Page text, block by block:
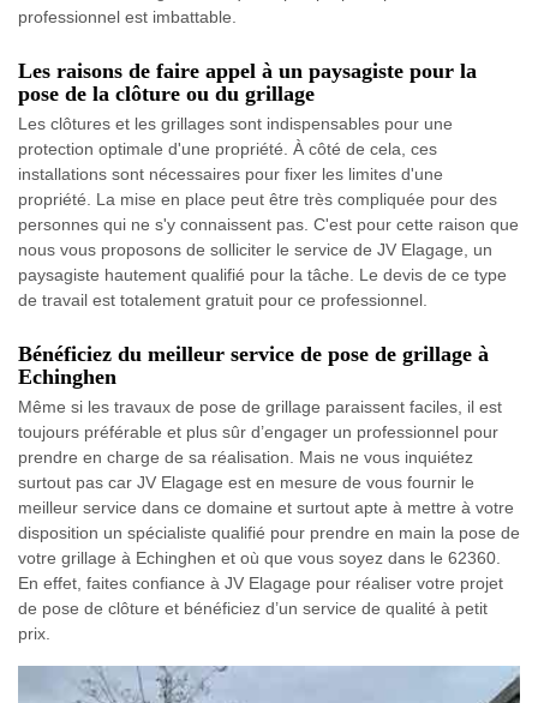
professionnel est imbattable.
Les raisons de faire appel à un paysagiste pour la
pose de la clôture ou du grillage
Les clôtures et les grillages sont indispensables pour une
protection optimale d'une propriété. À côté de cela, ces
installations sont nécessaires pour fixer les limites d'une
propriété. La mise en place peut être très compliquée pour des
personnes qui ne s'y connaissent pas. C'est pour cette raison que
nous vous proposons de solliciter le service de JV Elagage, un
paysagiste hautement qualifié pour la tâche. Le devis de ce type
de travail est totalement gratuit pour ce professionnel.
Bénéficiez du meilleur service de pose de grillage à
Echinghen
Même si les travaux de pose de grillage paraissent faciles, il est
toujours préférable et plus sûr d’engager un professionnel pour
prendre en charge de sa réalisation. Mais ne vous inquiétez
surtout pas car JV Elagage est en mesure de vous fournir le
meilleur service dans ce domaine et surtout apte à mettre à votre
disposition un spécialiste qualifié pour prendre en main la pose de
votre grillage à Echinghen et où que vous soyez dans le 62360.
En effet, faites confiance à JV Elagage pour réaliser votre projet
de pose de clôture et bénéficiez d’un service de qualité à petit
prix.